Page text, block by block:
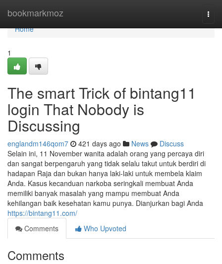
bookmarkmoz
Home
Home
1
The smart Trick of bintang11
login That Nobody is
Discussing
englandm146qom7 421 days ago News
Discuss
Selain ini, 11 November wanita adalah orang yang percaya diri
dan sangat berpengaruh yang tidak selalu takut untuk berdiri di
hadapan Raja dan bukan hanya laki-laki untuk membela klaim
Anda. Kasus kecanduan narkoba seringkali membuat Anda
memiliki banyak masalah yang mampu membuat Anda
kehilangan baik kesehatan kamu punya. Dianjurkan bagi Anda
https://bintang11.com/
Comments
Who Upvoted
Comments